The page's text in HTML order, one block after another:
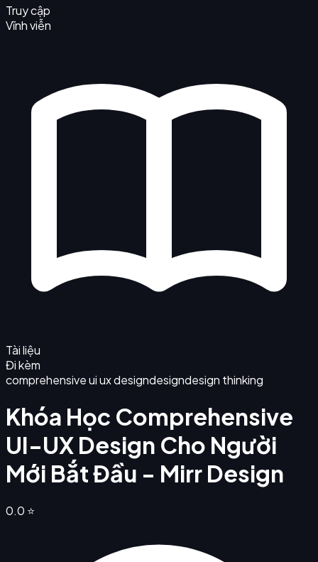
Truy cập
Vĩnh viễn
Tài liệu
Đi kèm
comprehensive ui ux designdesigndesign thinking
Khóa Học Comprehensive
UI-UX Design Cho Người
Mới Bắt Đầu - Mirr Design
0.0 ⭐